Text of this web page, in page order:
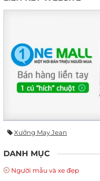
Xưởng May Jean
DANH MỤC
Người mẫu và xe đẹp